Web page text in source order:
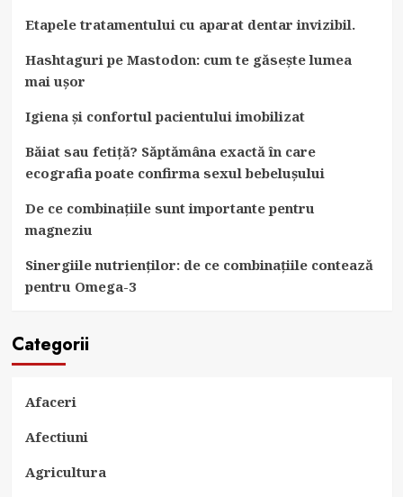
Etapele tratamentului cu aparat dentar invizibil.
Hashtaguri pe Mastodon: cum te găsește lumea
mai ușor
Igiena și confortul pacientului imobilizat
Băiat sau fetiță? Săptămâna exactă în care
ecografia poate confirma sexul bebelușului
De ce combinațiile sunt importante pentru
magneziu
Sinergiile nutrienților: de ce combinațiile contează
pentru Omega-3
Categorii
Afaceri
Afectiuni
Agricultura